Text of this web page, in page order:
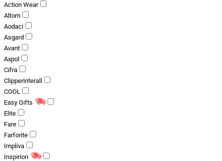
Action Wear
Altom
Aodaci
Asgard
Avant
Axpol
Cifra
Clipperinterall
COOL
Easy Gifts
Elite
Fare
Farforite
Impliva
Inspirion